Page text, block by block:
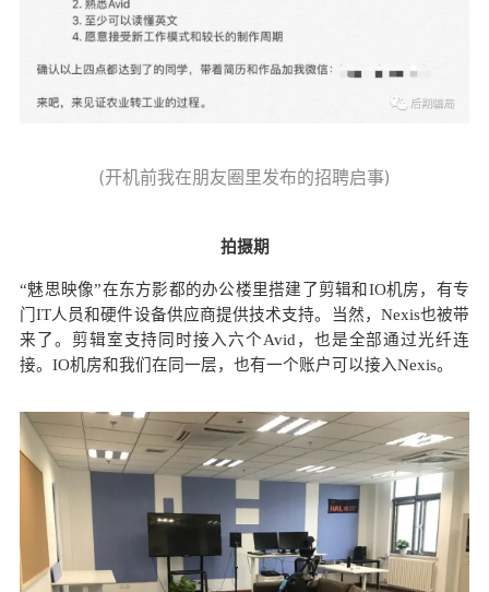
(开机前我在朋友圈里发布的招聘启事)
拍摄期
“魅思映像”在东方影都的办公楼里搭建了剪辑和IO机房，有专
门IT人员和硬件设备供应商提供技术支持。当然，Nexis也被带
来了。剪辑室支持同时接入六个Avid，也是全部通过光纤连
接。IO机房和我们在同一层，也有一个账户可以接入Nexis。